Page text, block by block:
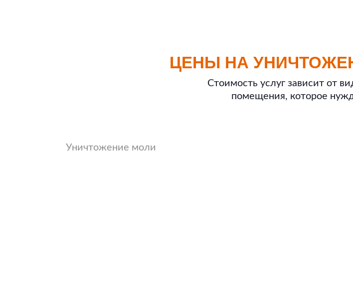
ЦЕНЫ НА
Стоимость услуг зависит от
помещения, которое
Уничтожение моли